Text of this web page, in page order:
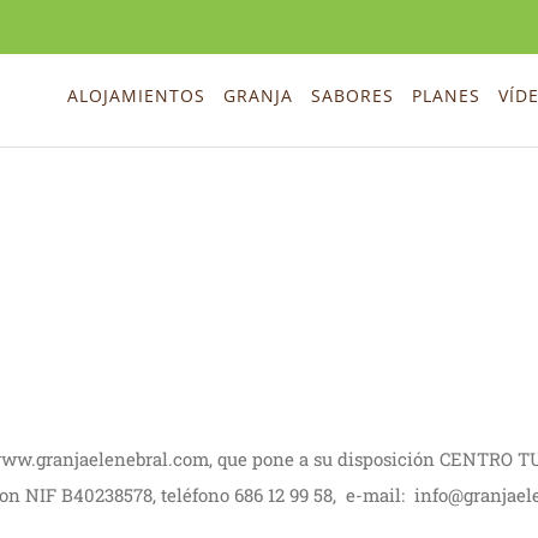
ALOJAMIENTOS GRANJA SABORES PLANES
que pone a su disposición CENTRO
NIF B40238578, teléfono 686 12 99 58, e-mail: